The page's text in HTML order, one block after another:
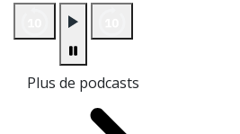
Plus de podcasts